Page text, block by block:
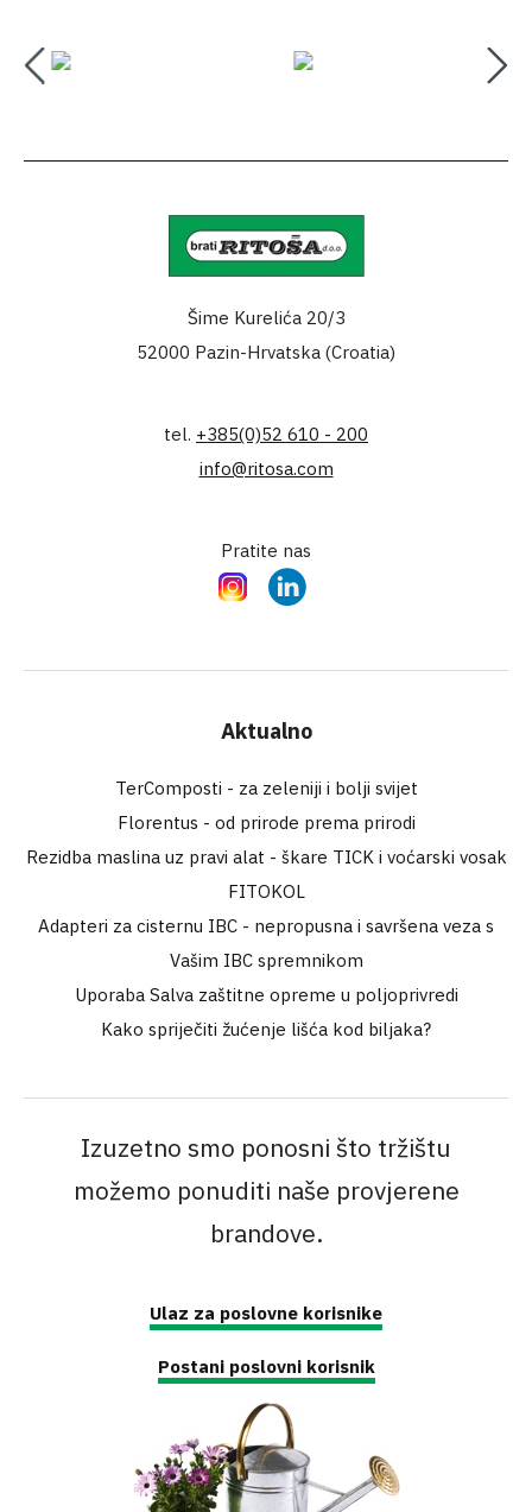
Šime Kurelića 20/3
52000 Pazin-Hrvatska (Croatia)
tel. +385(0)52 610 - 200
info@ritosa.com
Pratite nas
InstagramLinkedIn
Aktualno
TerComposti - za zeleniji i bolji svijet
Florentus - od prirode prema prirodi
Rezidba maslina uz pravi alat - škare TICK i voćarski vosak
FITOKOL
Adapteri za cisternu IBC - nepropusna i savršena veza s
Vašim IBC spremnikom
Uporaba Salva zaštitne opreme u poljoprivredi
Kako spriječiti žućenje lišća kod biljaka?
Izuzetno smo ponosni što tržištu
možemo ponuditi naše provjerene
brandove.
Ulaz za poslovne korisnike
Postani poslovni korisnik